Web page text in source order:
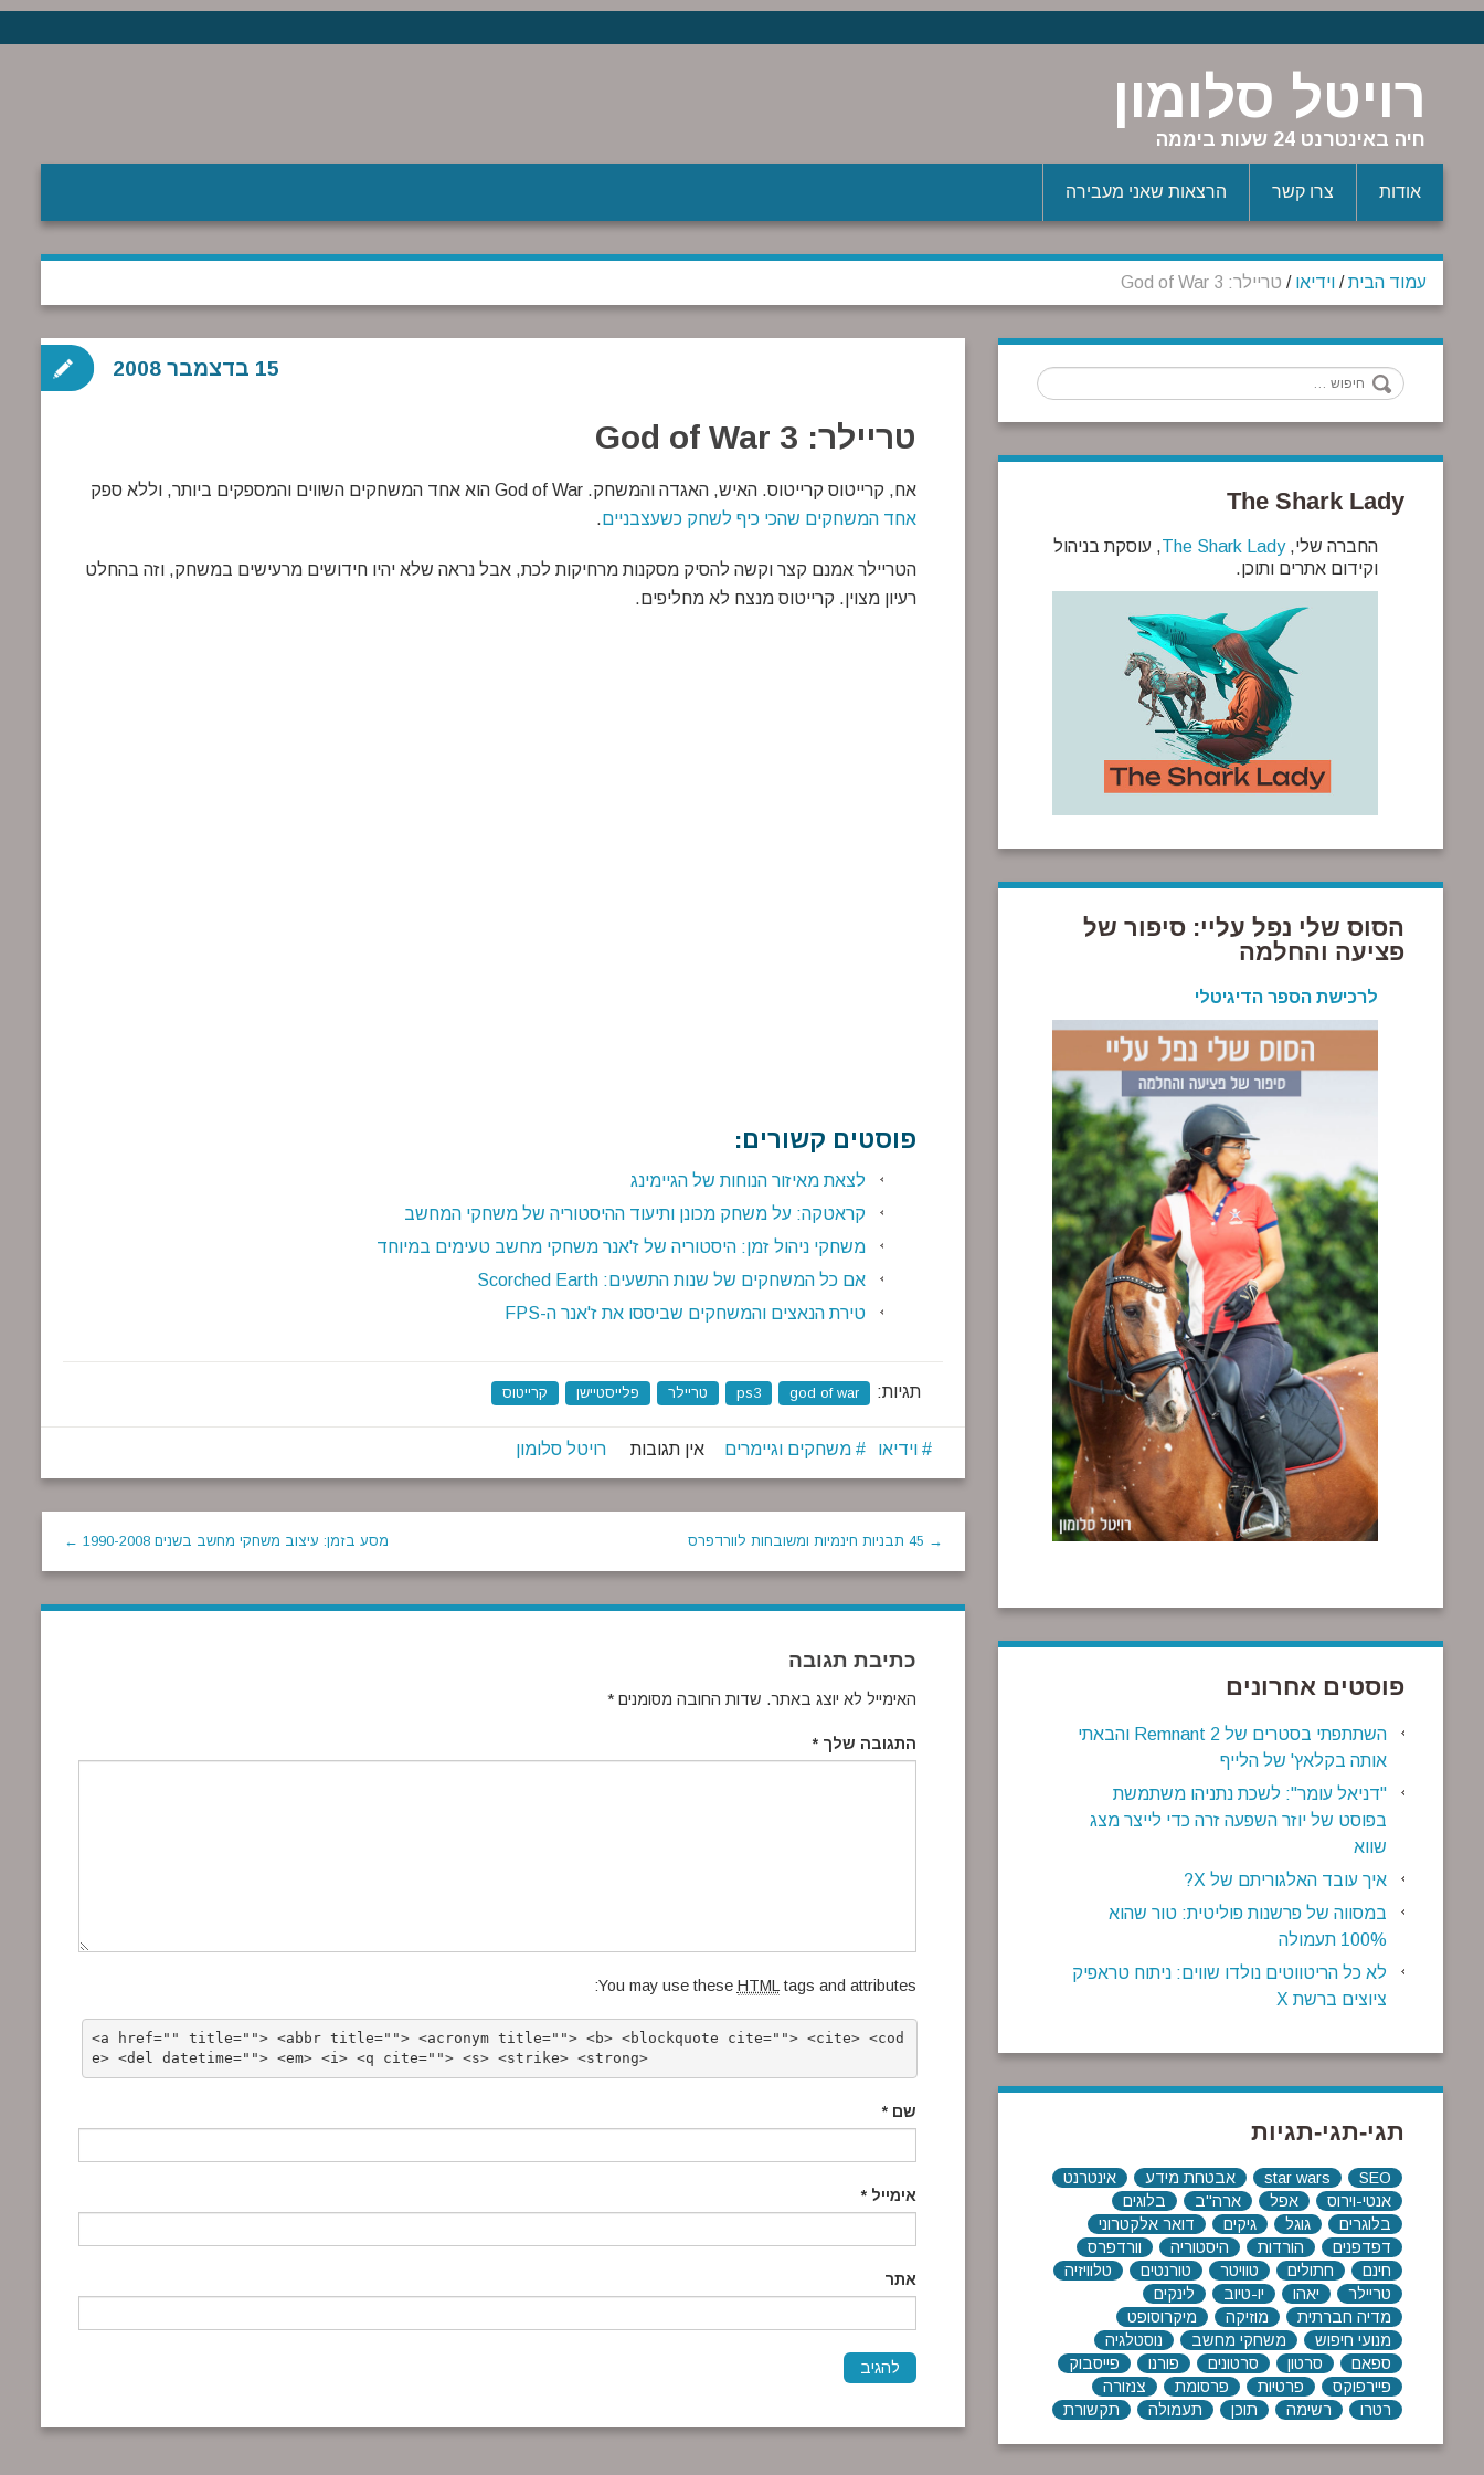
רויטל סלומון
חיה באינטרנט 24 שעות ביממה
אודות צרו קשר הרצאות שאני מעבירה
עמוד הבית / וידיאו / טריילר: God of War 3
טריילר: God of War 3
אח, קרייטוס קרייטוס. האיש, האגדה והמשחק. God of War הוא אחד המשחקים השווים והמספקים ביותר, וללא ספק
אחד המשחקים שהכי כיף לשחק כשעצבניים.
הטריילר אמנם קצר וקשה להסיק מסקנות מרחיקות לכת, אבל נראה שלא יהיו חידושים מרעישים במשחק, וזה בהחלט
רעיון מצוין. קרייטוס מנצח לא מחליפים.
פוסטים קשורים:
לצאת מאיזור הנוחות של הגיימינג
קראטקה: על משחק מכונן ותיעוד ההיסטוריה של משחקי המחשב
משחקי ניהול זמן: היסטוריה של ז'אנר משחקי מחשב טעימים במיוחד
אם כל המשחקים של שנות התשעים: Scorched Earth
טירת הנאצים והמשחקים שביססו את ז'אנר ה-FPS
תגיות: god of war
ps3 טריילר פלייסטיישן קרייטוס
15 בדצמבר 2008
וידיאו משחקים וגיימרים אין תגובות רויטל סלומון
→ 45 תבניות חינמיות ומשובחות לוורדפרס מסע בזמן: עיצוב משחקי מחשב בשנים 1990-2008 ←
כתיבת תגובה
האימייל לא יוצג באתר. שדות החובה מסומנים*
התגובה שלך*
You may use these HTML tags and attributes:
<a href="" title=""> <abbr title=""> <acronym title=""> <b> <blockquote cite=""> <cite> <cod
e> <del datetime=""> <em> <i> <q cite=""> <s> <strike> <strong>
שם*
אימייל*
אתר
חיפוש
The Shark Lady
החברה שלי,The Shark Lady, עוסקת בניהול
וקידום אתרים ותוכן.
הסוס שלי נפל עליי: סיפור של
פציעה והחלמה
לרכישת הספר הדיגיטלי
פוסטים אחרונים
השתתפתי בסטרים של Remnant 2 והבאתי
אותה בקלאץ' של הלייף
"דניאל עומר": לשכת נתניהו משתמשת
בפוסט של יוזר השפעה זרה כדי לייצר מצג
שווא
איך עובד האלגוריתם של X?
במסווה של פרשנות פוליטית: טור שהוא
100% תעמולה
לא כל הריטווטים נולדו שווים: ניתוח טראפיק
ציוצים ברשת X
תגי-תגי-תגיות
SEO
star wars אבטחת מידע
אינטרנט
אנטי-וירוס
אפל ארה"ב
בלוגים
בלוגרים
גוגל גיקים
דואר אלקטרוני
דפדפנים
הורדות היסטוריה
וורדפרס
חינם
חתולים טוויטר טורנטים
טלוויזיה
טריילר
יאהו יו-טיוב
לינקים
מדיה חברתית
מוזיקה
מיקרוסופט
מנועי חיפוש
משחקי מחשב
נוסטלגיה
ספאם
סרטון סרטונים פורנו
פייסבוק
פיירפוקס
פרטיות פרסומת
צנזורה
רטרו
רשימה תוכן תעמולה תקשורת